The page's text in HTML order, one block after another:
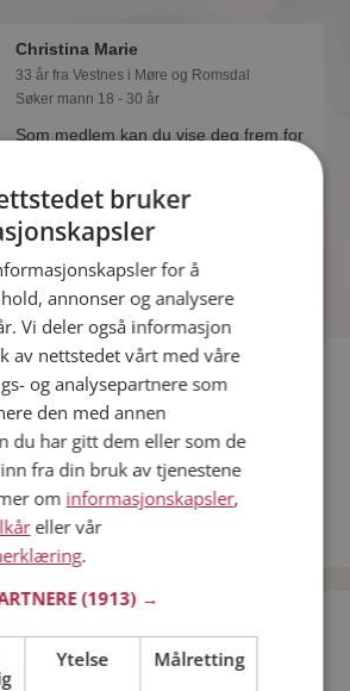
Christina Marie
33 år fra Vestnes i Møre og Romsdal
Søker mann 18 - 30 år
Som medlem kan du vise deg frem for
se hvem som synes du er interessant.
fra Vestnes: Monja ,Marianne ,Anne
gratis!
bruker
for å
annonser og analysere
Vi deler også informasjon
av nettstedet vårt med våre
og analysepartnere som
den med annen
du har gitt dem eller som de
fra din bruk av tjenestene
om informasjonskapsler,
eller vår
.
(1913) →
Ytelse Målretting